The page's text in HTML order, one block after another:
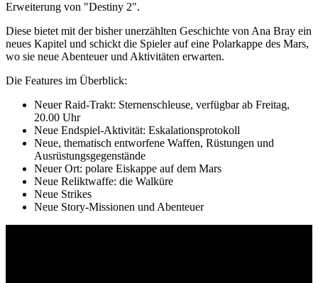
Erweiterung von "Destiny 2".
Diese bietet mit der bisher unerzählten Geschichte von Ana Bray ein
neues Kapitel und schickt die Spieler auf eine Polarkappe des Mars,
wo sie neue Abenteuer und Aktivitäten erwarten.
Die Features im Überblick:
Neuer Raid-Trakt: Sternenschleuse, verfügbar ab Freitag,
20.00 Uhr
Neue Endspiel-Aktivität: Eskalationsprotokoll
Neue, thematisch entworfene Waffen, Rüstungen und
Ausrüstungsgegenstände
Neuer Ort: polare Eiskappe auf dem Mars
Neue Reliktwaffe: die Walküre
Neue Strikes
Neue Story-Missionen und Abenteuer